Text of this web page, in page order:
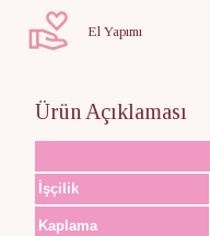
El Yapımı
Ürün Açıklaması
İşçilik
Kaplama